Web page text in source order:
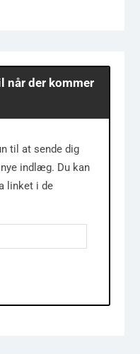
når der kommer
til at sende dig
indlæg. Du kan
linket i de